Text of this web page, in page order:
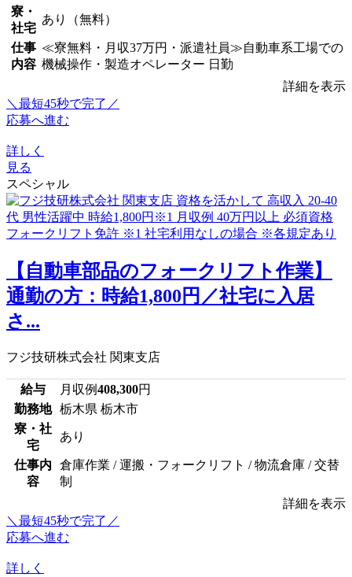
寮・
社宅
あり（無料）
仕事
内容
≪寮無料・月収37万円・派遣社員≫自動車系工場での
機械操作・製造オペレーター 日勤
詳細を表示
＼最短45秒で完了／
応募へ進む
詳しく
見る
スペシャル
【自動車部品のフォークリフト作業】
通勤の方：時給1,800円／社宅に入居
さ...
フジ技研株式会社 関東支店
給与 月収例408,300円
勤務地
栃木県 栃木市
寮・社
宅
あり
仕事内
容
倉庫作業 / 運搬・フォークリフト / 物流倉庫 / 交替
制
詳細を表示
＼最短45秒で完了／
応募へ進む
詳しく